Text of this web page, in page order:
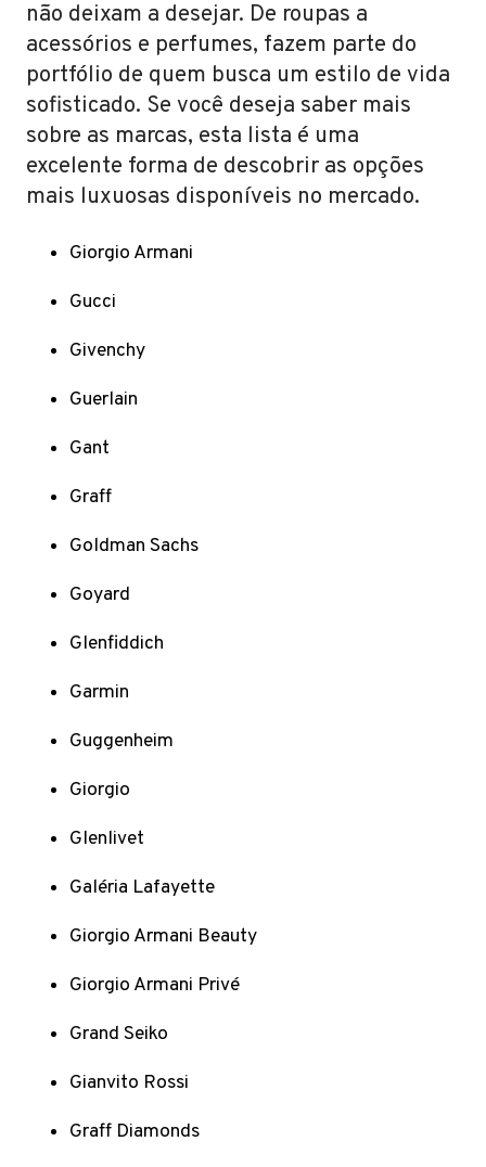
não deixam a desejar. De roupas a
acessórios e perfumes, fazem parte do
portfólio de quem busca um estilo de vida
sofisticado. Se você deseja saber mais
sobre as marcas, esta lista é uma
excelente forma de descobrir as opções
mais luxuosas disponíveis no mercado.
Giorgio Armani
Gucci
Givenchy
Guerlain
Gant
Graff
Goldman Sachs
Goyard
Glenfiddich
Garmin
Guggenheim
Giorgio
Glenlivet
Galéria Lafayette
Giorgio Armani Beauty
Giorgio Armani Privé
Grand Seiko
Gianvito Rossi
Graff Diamonds